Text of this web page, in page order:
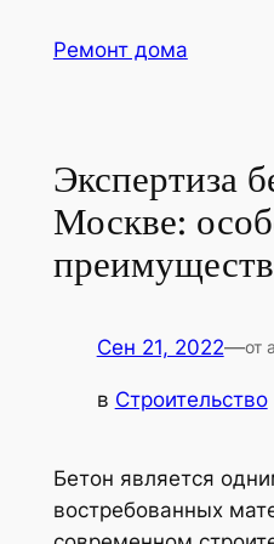
Ремонт дома
Экспертиза
Москве:
Сен 21, 2022—от
в Строительство
Бетон является
востребованных